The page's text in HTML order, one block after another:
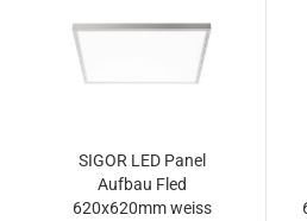
SIGOR LED Panel
Aufbau Fled
620x620mm weiss